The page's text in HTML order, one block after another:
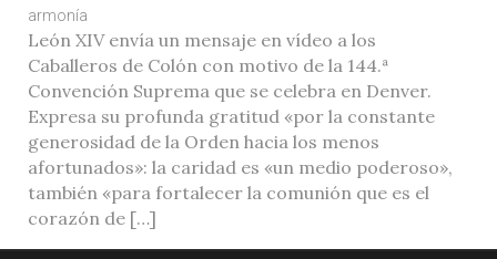
armonía
León XIV envía un mensaje en vídeo a los
Caballeros de Colón con motivo de la 144.ª
Convención Suprema que se celebra en Denver.
Expresa su profunda gratitud «por la constante
generosidad de la Orden hacia los menos
afortunados»: la caridad es «un medio poderoso»,
también «para fortalecer la comunión que es el
corazón de […]